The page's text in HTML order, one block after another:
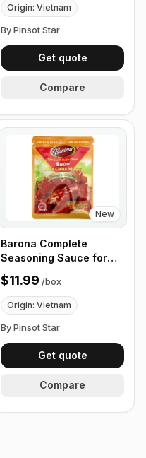
Origin: Vietnam
By Pinsot Star
Get quote
Compare
New
Barona Complete
Seasoning Sauce for
Sweet and Sour Ribs,
80g pack - Box of 24
Packets
$11.99 /box
Origin: Vietnam
By Pinsot Star
Get quote
Compare